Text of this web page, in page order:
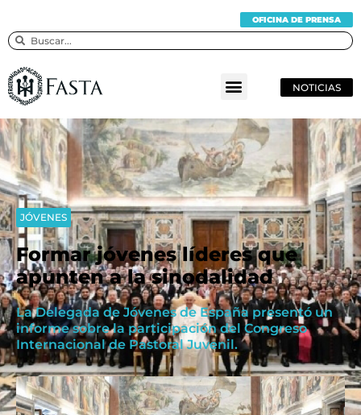
OFICINA DE PRENSA
NOTICIAS
JÓVENES
Formar jóvenes líderes que
apunten a la sinodalidad
La Delegada de Jóvenes de España presentó un
informe sobre la participación del Congreso
Internacional de Pastoral Juvenil.